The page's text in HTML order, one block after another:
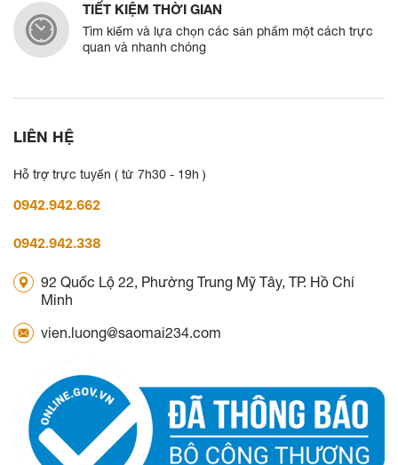
TIẾT KIỆM THỜI GIAN
Tìm kiếm và lựa chọn các sản phẩm một cách trực
quan và nhanh chóng
LIÊN HỆ
Hỗ trợ trực tuyến ( từ 7h30 - 19h )
0942.942.662
0942.942.338
92 Quốc Lộ 22, Phường Trung Mỹ Tây, TP. Hồ Chí
Minh
vien.luong@saomai234.com